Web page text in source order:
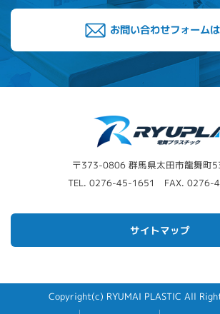
お問い合わせフォーム
〒373-0806 群馬県太田市龍舞町
TEL. 0276-45-1651 FAX. 0276-
サイトマップ
Copyright(c) RYUMAI PLASTIC All